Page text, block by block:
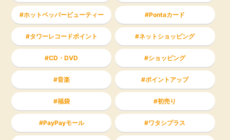
ホットペッパービューティー Pontaカード
タワーレコードポイント ネットショッピング
CD・DVD ショッピング
音楽 ポイントアップ
福袋 初売り
PayPayモール ワタシプラス